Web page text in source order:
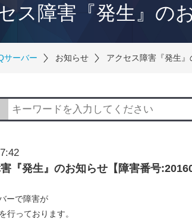
ス障害『発生』の
サーバー お知らせ アクセス障害『発生
『発生』のお知らせ【障害番号
ーで障害が
行っております。